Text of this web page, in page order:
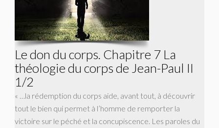
Le don du corps. Chapitre 7 La
théologie du corps de Jean-Paul II
1/2
« …la rédemption du corps aide, avant tout, à découvrir
tout le bien qui permet à l’homme de remporter la
victoire sur le péché et la concupiscence. Les paroles du